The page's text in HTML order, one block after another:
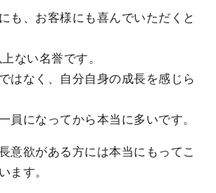
も、お客様にも喜んでいただくと
ない名誉です。
はなく、自分自身の成長を感じら
員になってから本当に多いです。
意欲がある方には本当にもってこ
ます。